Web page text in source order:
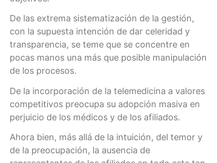
De las extrema sistematización de la gestión,
con la supuesta intención de dar celeridad y
transparencia, se teme que se concentre en
pocas manos una más que posible manipulación
de los procesos.
De la incorporación de la telemedicina a valores
competitivos preocupa su adopción masiva en
perjuicio de los médicos y de los afiliados.
Ahora bien, más allá de la intuición, del temor y
de la preocupación, la ausencia de